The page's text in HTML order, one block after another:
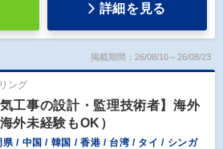
詳細を見る
掲載期間：26/08/10～26/08/23
ング
工事の設計・監理技術者】海外
外未経験もOK）
県 / 中国 / 韓国 / 香港 / 台湾 / タイ / シンガ